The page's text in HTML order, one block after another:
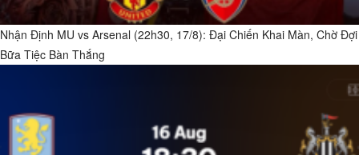
Nhận Định MU vs Arsenal (22h30, 17/8): Đại Chiến Khai Màn, Chờ Đợi
Bữa Tiệc Bàn Thắng